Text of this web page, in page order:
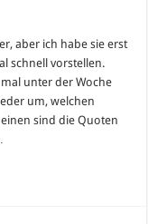
aber ich habe sie erst
schnell vorstellen.
unter der Woche
um, welchen
sind die Quoten